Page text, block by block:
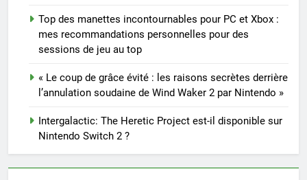
Top des manettes incontournables pour PC et Xbox :
mes recommandations personnelles pour des
sessions de jeu au top
« Le coup de grâce évité : les raisons secrètes derrière
l’annulation soudaine de Wind Waker 2 par Nintendo »
Intergalactic: The Heretic Project est-il disponible sur
Nintendo Switch 2 ?